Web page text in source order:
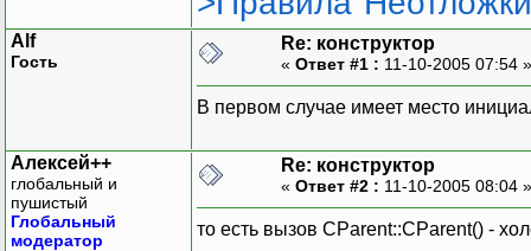
Alf
Гость
Re: конструктор
« Ответ #1 : 11-10-2005 07:54
В первом случае имеет место
Алексей++
глобальный и
пушистый
Глобальный
модератор
Re: конструктор
« Ответ #2 : 11-10-2005 08:04
то есть вызов CParent::CParent() -